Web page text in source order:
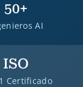
50+
AI
ISO
Certificado